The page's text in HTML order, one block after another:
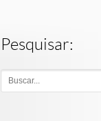
Pesquisar: